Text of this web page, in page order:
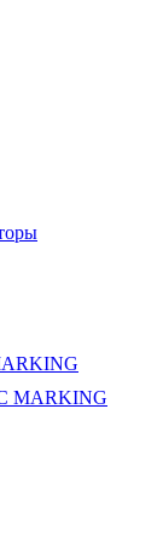
MARKING